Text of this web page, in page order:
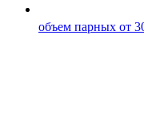
объем парных от